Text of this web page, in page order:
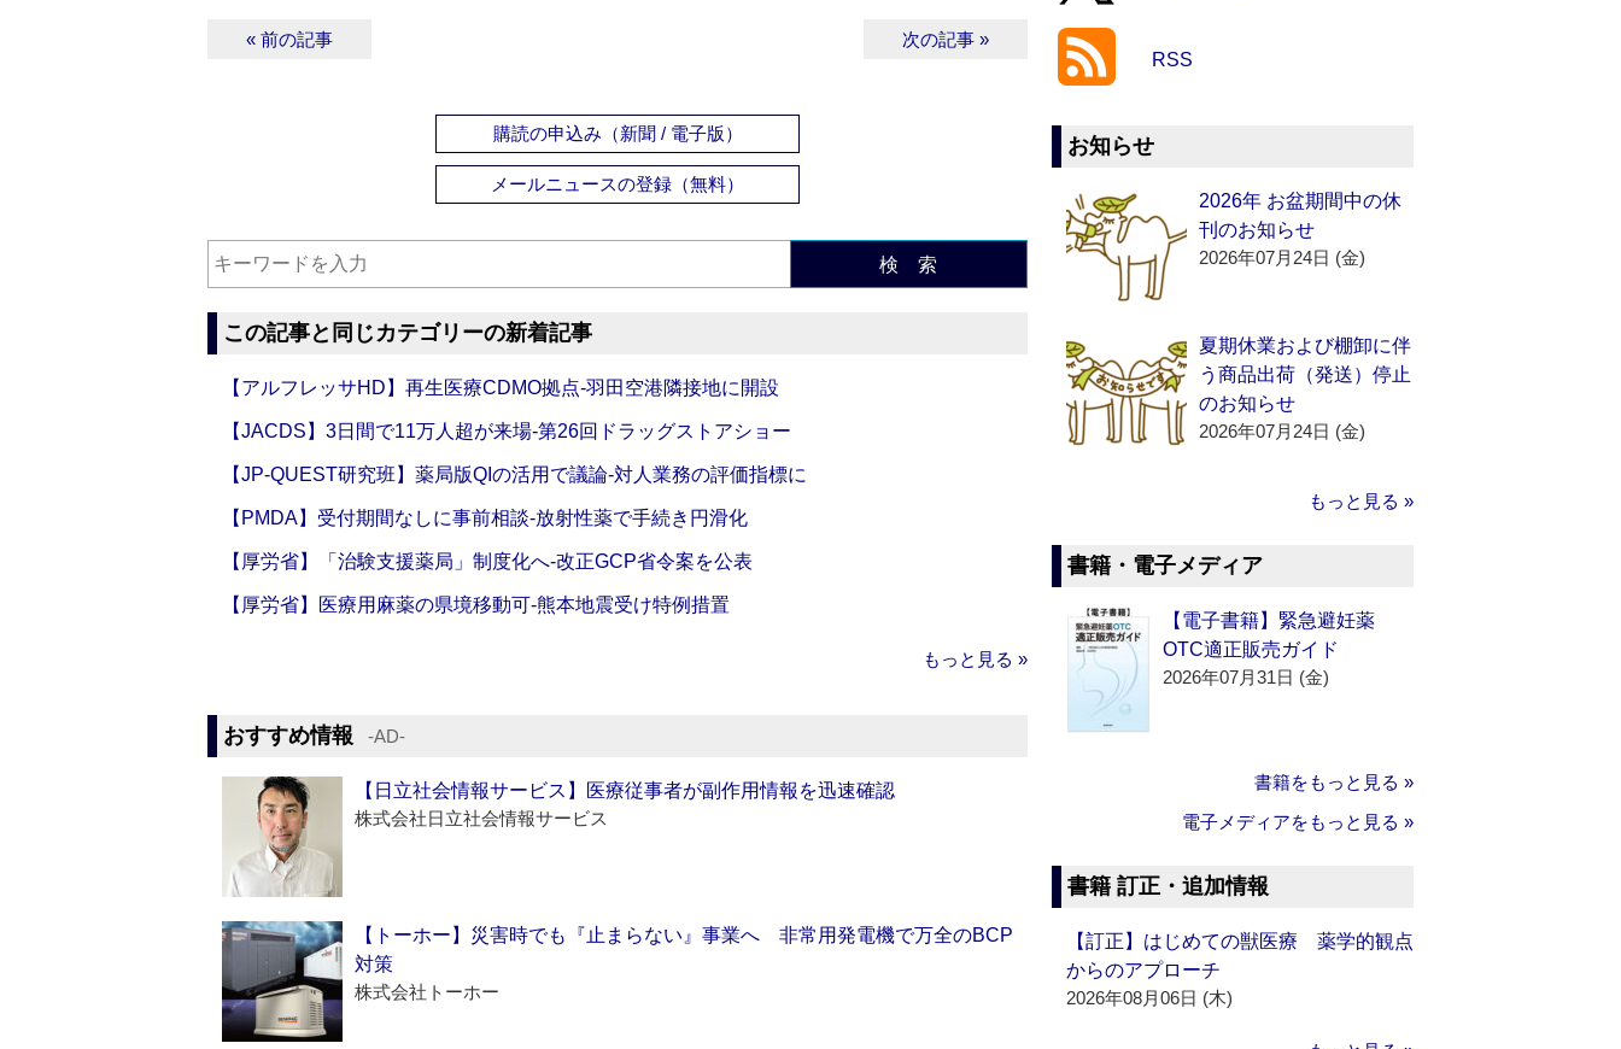
« 前の記事 次の記事 »
購読の申込み（新聞 / 電子版）
メールニュースの登録（無料）
検 索
この記事と同じカテゴリーの新着記事
【アルフレッサHD】再生医療CDMO拠点‐羽田空港隣接地に開設
【JACDS】3日間で11万人超が来場‐第26回ドラッグストアショー
【JP-QUEST研究班】薬局版QIの活用で議論‐対人業務の評価指標に
【PMDA】受付期間なしに事前相談‐放射性薬で手続き円滑化
【厚労省】「治験支援薬局」制度化へ‐改正GCP省令案を公表
【厚労省】医療用麻薬の県境移動可‐熊本地震受け特例措置
もっと見る »
おすすめ情報 ‐AD‐
【日立社会情報サービス】医療従事者が副作用情報を迅速確認
株式会社日立社会情報サービス
【トーホー】災害時でも『止まらない』事業へ 非常用発電機で万全のBCP
対策
株式会社トーホー
RSS
お知らせ
2026年 お盆期間中の休
刊のお知らせ
2026年07月24日 (金)
夏期休業および棚卸に伴
う商品出荷（発送）停止
のお知らせ
2026年07月24日 (金)
もっと見る »
書籍・電子メディア
【電子書籍】緊急避妊薬
OTC適正販売ガイド
2026年07月31日 (金)
書籍をもっと見る »
電子メディアをもっと見る »
書籍 訂正・追加情報
【訂正】はじめての獣医療 薬学的観点
からのアプローチ
2026年08月06日 (木)